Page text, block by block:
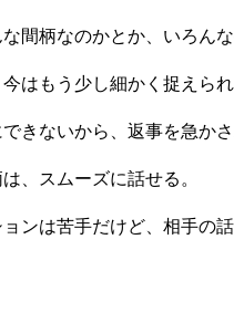
間柄なのかとか、いろんな
はもう少し細かく捉えら
きないから、返事を急かさ
、スムーズに話せる。
ンは苦手だけど、相手の